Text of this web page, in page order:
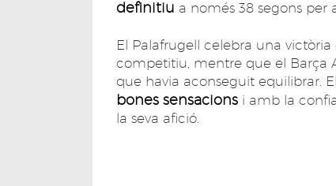
definitiu a només 38 segons per
El Palafrugell celebra una
competitiu, mentre que el Barça
que havia aconseguit equilibrar.
bones sensacions i amb la
la seva afició.